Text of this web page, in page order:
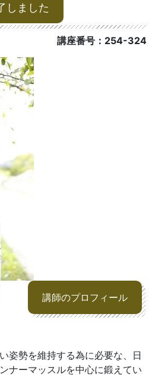
しました
講座番号：254-324
講師のプロフィール
姿勢を維持する為に必要な、日
ナーマッスルを中心に鍛えてい